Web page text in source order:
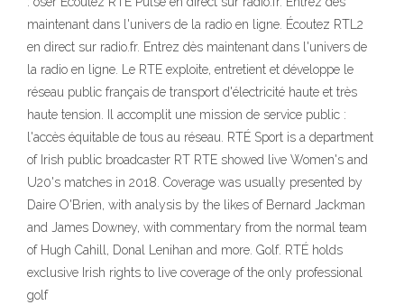
maintenant dans l'univers de la radio en ligne. Écoutez RTL2
en direct sur radio.fr. Entrez dès maintenant dans l'univers de
la radio en ligne. Le RTE exploite, entretient et développe le
réseau public français de transport d'électricité haute et très
haute tension. Il accomplit une mission de service public :
l'accès équitable de tous au réseau. RTÉ Sport is a department
of Irish public broadcaster RT RTE showed live Women's and
U20's matches in 2018. Coverage was usually presented by
Daire O'Brien, with analysis by the likes of Bernard Jackman
and James Downey, with commentary from the normal team
of Hugh Cahill, Donal Lenihan and more. Golf. RTÉ holds
exclusive Irish rights to live coverage of the only professional
golf